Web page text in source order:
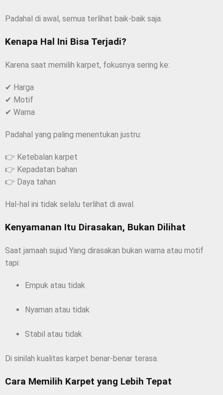
Padahal di awal, semua terlihat baik-baik saja.
Kenapa Hal Ini Bisa Terjadi?
Karena saat memilih karpet, fokusnya sering ke:
✔ Harga
✔ Motif
✔ Warna
Padahal yang paling menentukan justru:
👉 Ketebalan karpet
👉 Kepadatan bahan
👉 Daya tahan
Hal-hal ini tidak selalu terlihat di awal.
Kenyamanan Itu Dirasakan, Bukan Dilihat
Saat jamaah sujud Yang dirasakan bukan warna atau motif
tapi:
Empuk atau tidak
Nyaman atau tidak
Stabil atau tidak
Di sinilah kualitas karpet benar-benar terasa.
Cara Memilih Karpet yang Lebih Tepat